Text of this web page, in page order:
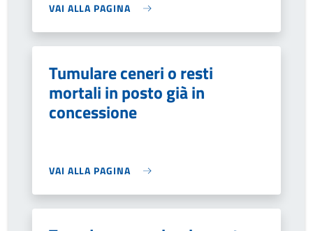
VAI ALLA PAGINA
Tumulare ceneri o resti
mortali in posto già in
concessione
VAI ALLA PAGINA